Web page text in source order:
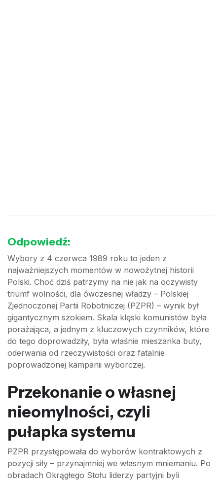
Odpowiedź:
Wybory z 4 czerwca 1989 roku to jeden z
najważniejszych momentów w nowożytnej historii
Polski. Choć dziś patrzymy na nie jak na oczywisty
triumf wolności, dla ówczesnej władzy – Polskiej
Zjednoczonej Partii Robotniczej (PZPR) – wynik był
gigantycznym szokiem. Skala klęski komunistów była
porażająca, a jednym z kluczowych czynników, które
do tego doprowadziły, była właśnie mieszanka buty,
oderwania od rzeczywistości oraz fatalnie
poprowadzonej kampanii wyborczej.
Przekonanie o własnej
nieomylności, czyli
pułapka systemu
PZPR przystępowała do wyborów kontraktowych z
pozycji siły – przynajmniej we własnym mniemaniu. Po
obradach Okrągłego Stołu liderzy partyjni byli